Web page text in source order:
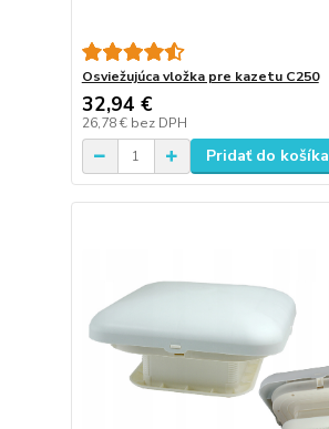
Osviežujúca vložka pre kazetu C250
32,94 €
26,78 € bez DPH
Pridať do košíka